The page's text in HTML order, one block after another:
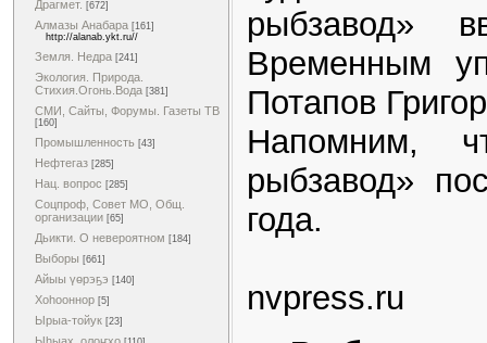
Драгмет. [672]
Алмазы Анабара [161]
http://alanab.ykt.ru//
Земля. Недра [241]
Экология. Природа.
Стихия.Огонь.Вода [381]
СМИ, Сайты, Форумы. Газеты ТВ
[160]
Промышленность [43]
Нефтегаз [285]
Нац. вопрос [285]
Соцпроф, Совет МО, Общ.
организации [65]
Дьикти. О невероятном [184]
Выборы [661]
Айыы үөрэҕэ [140]
Хоһооннор [5]
Ырыа-тойук [23]
рыбзавод»
Временным
Потапов
Напомним,
рыбзавод»
года.
nvpress.ru